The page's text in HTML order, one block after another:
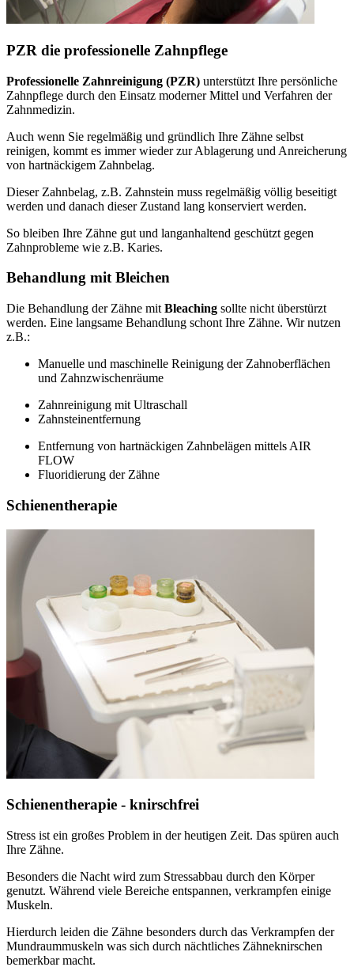
PZR die professionelle Zahnpflege
Professionelle Zahnreinigung (PZR) unterstützt Ihre persönliche
Zahnpflege durch den Einsatz moderner Mittel und Verfahren der
Zahnmedizin.
Auch wenn Sie regelmäßig und gründlich Ihre Zähne selbst
reinigen, kommt es immer wieder zur Ablagerung und Anreicherung
von hartnäckigem Zahnbelag.
Dieser Zahnbelag, z.B. Zahnstein muss regelmäßig völlig beseitigt
werden und danach dieser Zustand lang konserviert werden.
So bleiben Ihre Zähne gut und langanhaltend geschützt gegen
Zahnprobleme wie z.B. Karies.
Behandlung mit Bleichen
Die Behandlung der Zähne mit Bleaching sollte nicht überstürzt
werden. Eine langsame Behandlung schont Ihre Zähne. Wir nutzen
z.B.:
Manuelle und maschinelle Reinigung der Zahnoberflächen
und Zahnzwischenräume
Zahnreinigung mit Ultraschall
Zahnsteinentfernung
Entfernung von hartnäckigen Zahnbelägen mittels AIR
FLOW
Fluoridierung der Zähne
Schienentherapie
Schienentherapie - knirschfrei
Stress ist ein großes Problem in der heutigen Zeit. Das spüren auch
Ihre Zähne.
Besonders die Nacht wird zum Stressabbau durch den Körper
genutzt. Während viele Bereiche entspannen, verkrampfen einige
Muskeln.
Hierdurch leiden die Zähne besonders durch das Verkrampfen der
Mundraummuskeln was sich durch nächtliches Zähneknirschen
bemerkbar macht.